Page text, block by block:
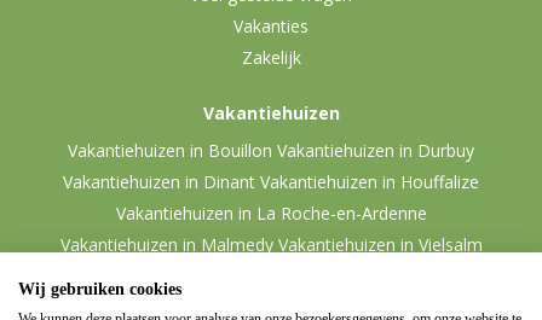
Vakanties
Zakelijk
Vakantiehuizen
Vakantiehuizen in Bouillon Vakantiehuizen in Durbuy
Vakantiehuizen in Dinant Vakantiehuizen in Houffalize
Vakantiehuizen in La Roche-en-Ardenne
Vakantiehuizen in Malmedy Vakantiehuizen in Vielsalm
Wij gebruiken cookies